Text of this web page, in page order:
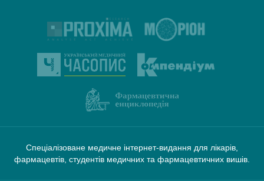
Спеціалізоване медичне інтернет-видання для лікарів,
фармацевтів, студентів медичних та фармацевтичних вишів.